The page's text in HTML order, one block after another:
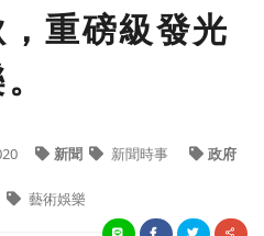
重磅級發光
新聞 新聞時事 政府
藝術娛樂